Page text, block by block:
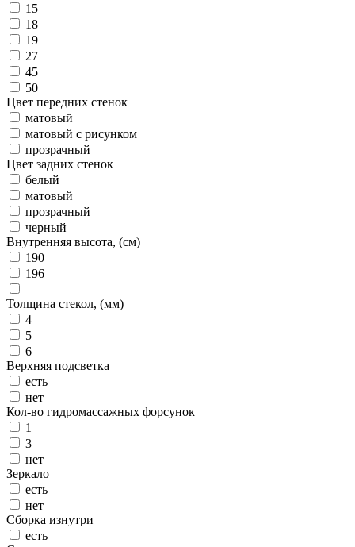
15
18
19
27
45
50
Цвет передних стенок
матовый
матовый с рисунком
прозрачный
Цвет задних стенок
белый
матовый
прозрачный
черный
Внутренняя высота, (см)
190
196
Толщина стекол, (мм)
4
5
6
Верхняя подсветка
есть
нет
Кол-во гидромассажных форсунок
1
3
нет
Зеркало
есть
нет
Сборка изнутри
есть